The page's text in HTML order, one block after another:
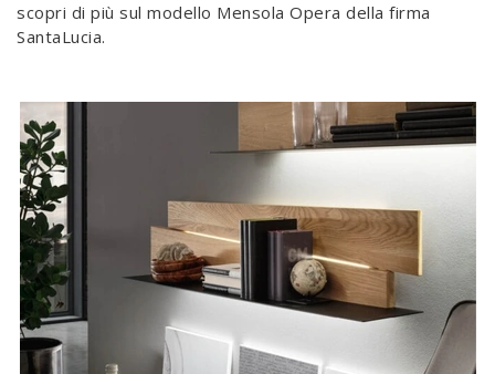
scopri di più sul modello Mensola Opera della firma
SantaLucia.